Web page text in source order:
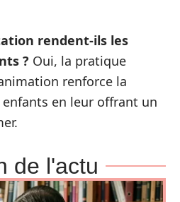
rendent-ils les
? Oui, la pratique
renforce la
en leur offrant un
de l'actu